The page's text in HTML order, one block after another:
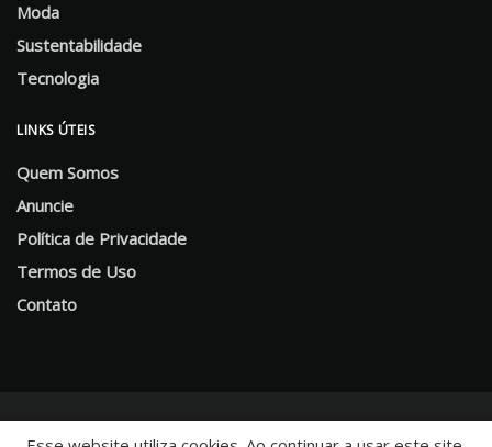
Moda
Sustentabilidade
Tecnologia
LINKS ÚTEIS
Quem Somos
Anuncie
Política de Privacidade
Termos de Uso
Contato